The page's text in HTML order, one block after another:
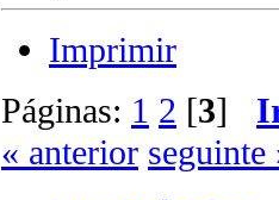
Imprimir
Páginas: 1 2 [3]
« anterior seguinte